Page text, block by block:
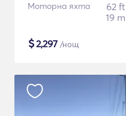
Моторна яхта
62 ft
19 m
$2,297 /нощ